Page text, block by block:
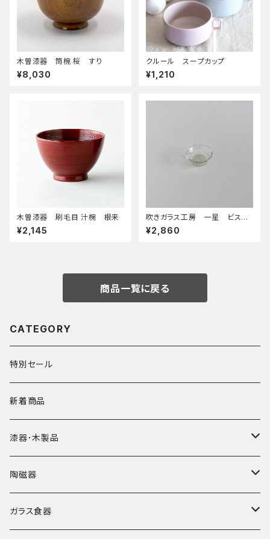
木曽漆器 筒椀 桜 すり
¥8,030
クルール スープカップ
¥1,210
木曽漆器 刷毛目 汁椀 根来
¥2,145
吹きガラス工房 一星 ビス豆
鉢
¥2,860
商品一覧に戻る
CATEGORY
特別セール
新着商品
漆器･木製品
皿
椀
陶磁器
皿･プレート
ガラス食器